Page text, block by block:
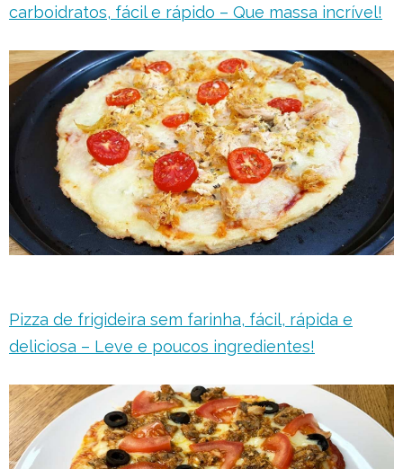
carboidratos, fácil e rápido – Que massa incrível!
Pizza de frigideira sem farinha, fácil, rápida e
deliciosa – Leve e poucos ingredientes!